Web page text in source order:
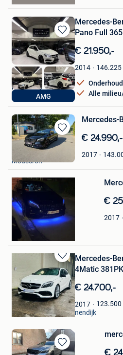
Bewaren
in
Mijn
Favorieten
AMG
Mercedes-
Pano Full
€ 21.950,-
2014 146.225
Alle
NASCARS
Binkom
Bewaren
in
Favorieten
Mercedes-
€ 24.990,-
2017
vugane
Mouscron
Favorieten
€
2017
Branco Bol
Boom
Bewaren
in
Mijn
Favorieten
Mercedes-
4Matic 381PK
€ 24.700,-
2017 123.500
Ferre Fleerackers
Aarschot + Deel Begijnendijk
Bewaren €